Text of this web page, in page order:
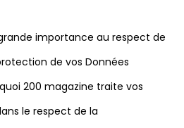
importance au respect de
de vos Données
200 magazine traite vos
le respect de la